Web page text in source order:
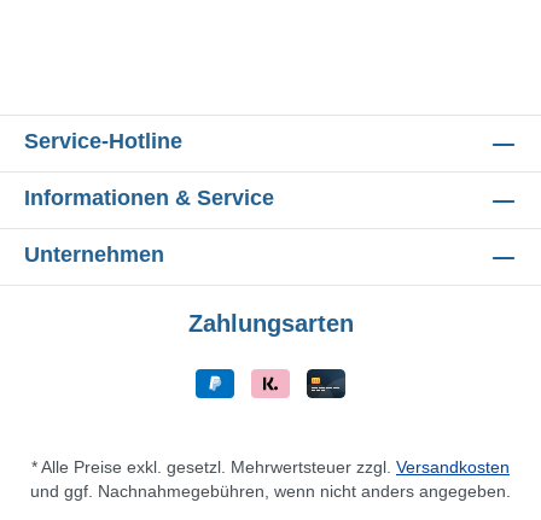
Service-Hotline
Informationen & Service
Unternehmen
Zahlungsarten
* Alle Preise exkl. gesetzl. Mehrwertsteuer zzgl. Versandkosten
und ggf. Nachnahmegebühren, wenn nicht anders angegeben.